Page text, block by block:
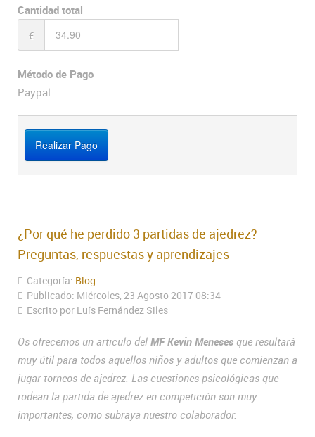
Cantidad total
€
Método de Pago
Paypal
¿Por qué he perdido 3 partidas de ajedrez?
Preguntas, respuestas y aprendizajes
Categoría: Blog
Publicado: Miércoles, 23 Agosto 2017 08:34
Escrito por Luís Fernández Siles
Os ofrecemos un articulo del MF Kevin Meneses que resultará
muy útil para todos aquellos niños y adultos que comienzan a
jugar torneos de ajedrez. Las cuestiones psicológicas que
rodean la partida de ajedrez en competición son muy
importantes, como subraya nuestro colaborador.